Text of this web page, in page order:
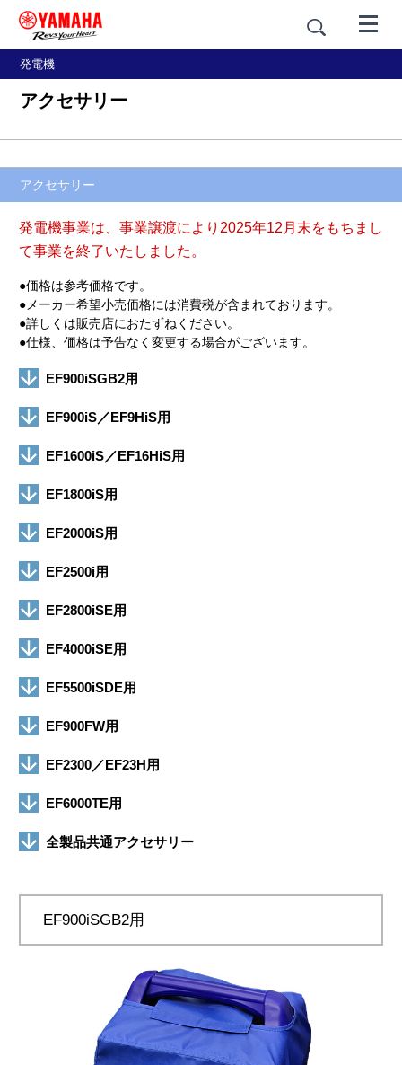
発電機
アクセサリー
アクセサリー
発電機事業は、事業譲渡により2025年12月末をもちまし
て事業を終了いたしました。
●価格は参考価格です。
●メーカー希望小売価格には消費税が含まれております。
●詳しくは販売店におたずねください。
●仕様、価格は予告なく変更する場合がございます。
EF900iSGB2用
EF900iS／EF9HiS用
EF1600iS／EF16HiS用
EF1800iS用
EF2000iS用
EF2500i用
EF2800iSE用
EF4000iSE用
EF5500iSDE用
EF900FW用
EF2300／EF23H用
EF6000TE用
全製品共通アクセサリー
EF900iSGB2用